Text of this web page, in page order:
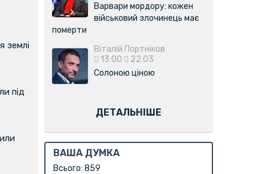
землі
під
Варвари мордору: кожен
військовий злочинець має
померти
Віталій Портніков
13:00
22.03
Солоною ціною
ДЕТАЛЬНІШЕ
ВАША ДУМКА
Всього: 859